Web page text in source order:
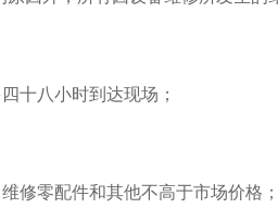
十八小时到达现场；
修零配件和其他不高于市场价格；